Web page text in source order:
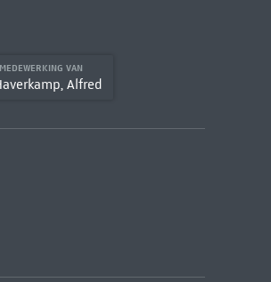
VAN
Alfred